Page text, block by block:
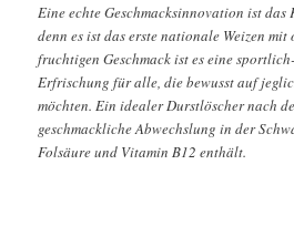
Eine echte Geschmacksinnovation ist das
denn es ist das erste nationale Weizen
fruchtigen Geschmack ist es eine
Erfrischung für alle, die bewusst auf
möchten. Ein idealer Durstlöscher nach
geschmackliche Abwechslung in der
Folsäure und Vitamin B12 enthält.